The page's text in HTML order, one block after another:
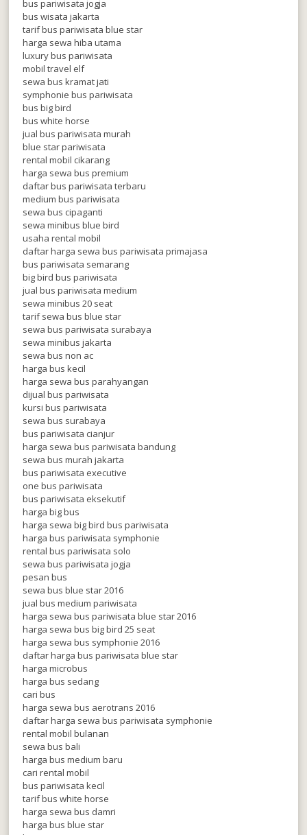
bus pariwisata jogja
bus wisata jakarta
tarif bus pariwisata blue star
harga sewa hiba utama
luxury bus pariwisata
mobil travel elf
sewa bus kramat jati
symphonie bus pariwisata
bus big bird
bus white horse
jual bus pariwisata murah
blue star pariwisata
rental mobil cikarang
harga sewa bus premium
daftar bus pariwisata terbaru
medium bus pariwisata
sewa bus cipaganti
sewa minibus blue bird
usaha rental mobil
daftar harga sewa bus pariwisata primajasa
bus pariwisata semarang
big bird bus pariwisata
jual bus pariwisata medium
sewa minibus 20 seat
tarif sewa bus blue star
sewa bus pariwisata surabaya
sewa minibus jakarta
sewa bus non ac
harga bus kecil
harga sewa bus parahyangan
dijual bus pariwisata
kursi bus pariwisata
sewa bus surabaya
bus pariwisata cianjur
harga sewa bus pariwisata bandung
sewa bus murah jakarta
bus pariwisata executive
one bus pariwisata
bus pariwisata eksekutif
harga big bus
harga sewa big bird bus pariwisata
harga bus pariwisata symphonie
rental bus pariwisata solo
sewa bus pariwisata jogja
pesan bus
sewa bus blue star 2016
jual bus medium pariwisata
harga sewa bus pariwisata blue star 2016
harga sewa bus big bird 25 seat
harga sewa bus symphonie 2016
daftar harga bus pariwisata blue star
harga microbus
harga bus sedang
cari bus
harga sewa bus aerotrans 2016
daftar harga sewa bus pariwisata symphonie
rental mobil bulanan
sewa bus bali
harga bus medium baru
cari rental mobil
bus pariwisata kecil
tarif bus white horse
harga sewa bus damri
harga bus blue star